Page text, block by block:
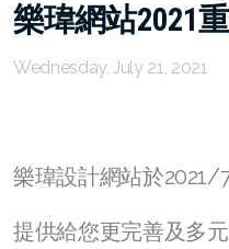
樂瑋網站2021
Wednesday, July 21, 2021
樂瑋設計網站於2021/
提供給您更完善及多元